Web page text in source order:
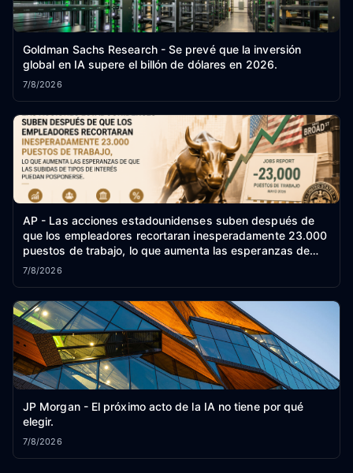
Goldman Sachs Research - Se prevé que la inversión
global en IA supere el billón de dólares en 2026.
7/8/2026
AP - Las acciones estadounidenses suben después de
que los empleadores recortaran inesperadamente 23.000
puestos de trabajo, lo que aumenta las esperanzas de
que las subidas de tipos de interés puedan posponerse.
7/8/2026
JP Morgan - El próximo acto de la IA no tiene por qué
elegir.
7/8/2026